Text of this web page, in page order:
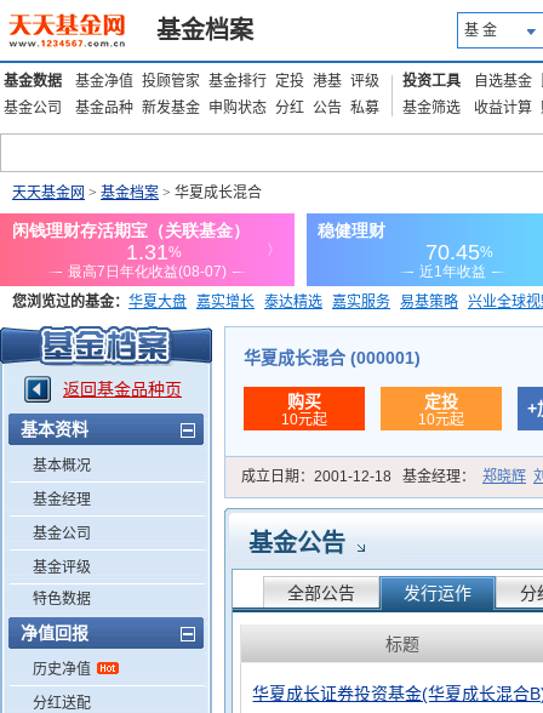
基金档案 基 金
基金数据 基金净值 投顾管家 基金排行 定投 港基 评级
基金公司
基金品种 新发基金 申购状态 分红 公告 私募
投资工具 自选基金
基金筛选
收益计算
天天基金网 > 基金档案 > 华夏成长混合
您浏览过的基金： 华夏大盘 嘉实增长 泰达精选 嘉实服务 易基策略 兴业全球
添富优势 华安宏利 上证180价值ETF
返回基金品种页
基本资料
基本概况
基金经理
基金公司
基金评级
特色数据
净值回报
历史净值
分红送配
华夏成长混合 (000001)
购买
10元起
定投
10元起
+
成立日期： 2001-12-18 基金经理： 郑晓辉
基金公告
全部公告 发行运作 分
标题
华夏成长证券投资基金(华夏成长混合